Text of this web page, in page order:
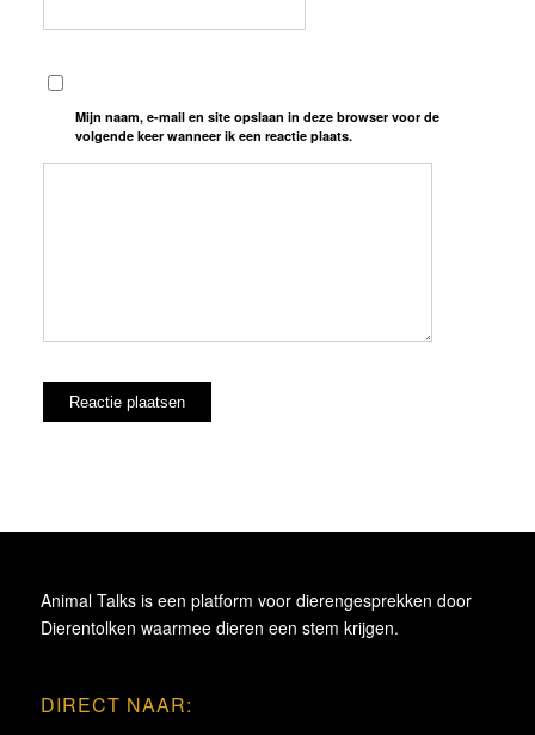
Mijn naam, e-mail en site opslaan in deze browser voor de
volgende keer wanneer ik een reactie plaats.
Animal Talks is een platform voor dierengesprekken door
Dierentolken waarmee dieren een stem krijgen.
DIRECT NAAR: